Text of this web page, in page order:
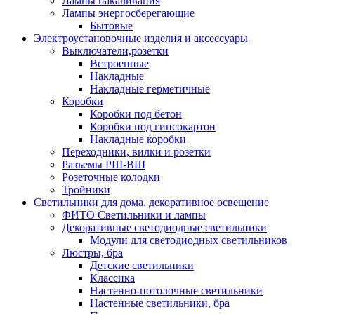
Лампы энергосберегающие
Бытовые
Электроустановочные изделия и аксессуары
Выключатели,розетки
Встроенные
Накладные
Накладные герметичные
Коробки
Коробки под бетон
Коробки под гипсокартон
Накладные коробки
Переходники, вилки и розетки
Разъемы РШ-ВШ
Розеточные колодки
Тройники
Светильники для дома, декоративное освещение
ФИТО Светильники и лампы
Декоративные светодиодные светильники
Модули для светодиодных светильников
Люстры, бра
Детские светильники
Классика
Настенно-потолочные светильники
Настенные светильники, бра